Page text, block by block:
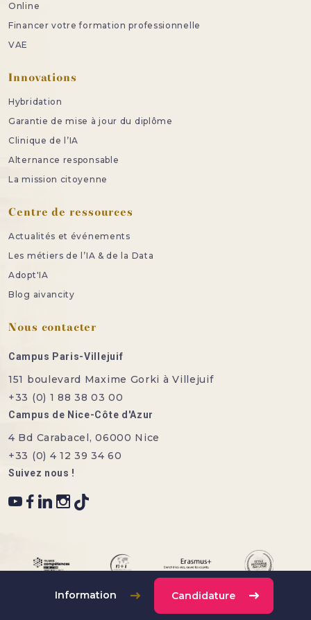
Information Candidature
Online
Financer votre formation professionnelle
VAE
Innovations
Hybridation
Garantie de mise à jour du diplôme
Clinique de l’IA
Alternance responsable
La mission citoyenne
Centre de ressources
Actualités et événements
Les métiers de l’IA & de la Data
Adopt'IA
Blog aivancity
Nous contacter
Campus Paris-Villejuif
151 boulevard Maxime Gorki à Villejuif
+33 (0) 1 88 38 03 00
Campus de Nice-Côte d'Azur
4 Bd Carabacel, 06000 Nice
+33 (0) 4 12 39 34 60
Suivez nous !